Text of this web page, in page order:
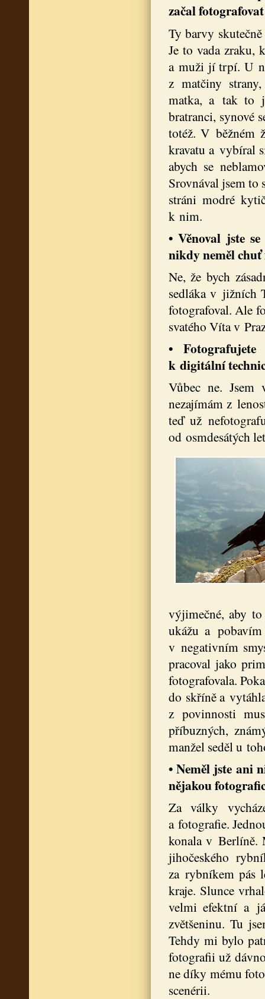
začal
Ty barvy
Je to vada zraku,
a muži jí trpí. U
z matčiny
matka, a tak to
bratranci, synové
totéž. V běžném
kravatu a vybíral
abych se
Srovnával jsem
stráni modré
k nim.
• Věnoval jste
nikdy neměl
Ne, že bych
sedláka v jižních
fotografoval. Ale
svatého Víta v
•
k digitální
Vůbec ne. Jsem
nezajímám z
teď už
od osmdesátých
výjimečné, aby
ukážu a
v negativním
pracoval jako
fotografovala.
do skříně a
z povinnosti
příbuzných,
manžel seděl u
• Neměl jste ani
nějakou
Za války
a fotografie.
konala v Berlíně.
jihočeského
za rybníkem pás
kraje. Slunce
velmi efektní a
zvětšeninu. Tu
Tehdy mi bylo
fotografii už
ne díky mému
scenérii.